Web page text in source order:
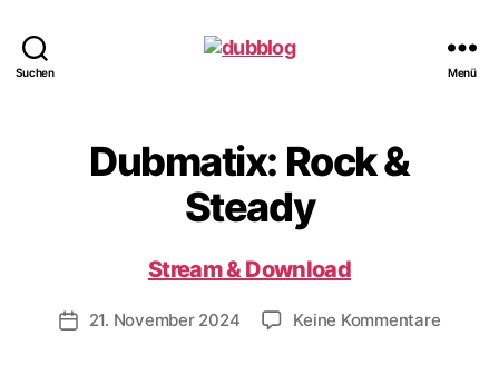
Suchen Menü
Dubmatix: Rock &
Steady
Stream & Download
Veröffentlichungsdatum
21. November 2024 Keine Kommentarezu